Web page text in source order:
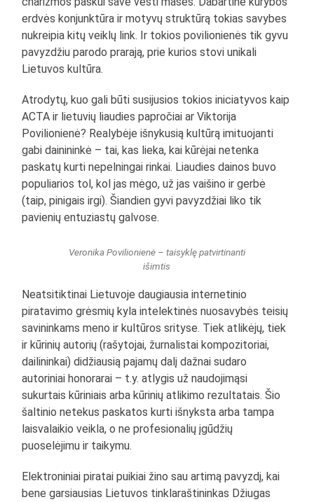
erdvės konjunktūra ir motyvų struktūrą tokias savybes
nukreipia kitų veiklų link. Ir tokios povilionienės tik gyvu
pavyzdžiu parodo prarają, prie kurios stovi unikali
Lietuvos kultūra.
Atrodytų, kuo gali būti susijusios tokios iniciatyvos kaip
ACTA ir lietuvių liaudies papročiai ar Viktorija
Povilionienė? Realybėje išnykusią kultūrą imituojanti
gabi dainininkė – tai, kas lieka, kai kūrėjai netenka
paskatų kurti nepelningai rinkai. Liaudies dainos buvo
populiarios tol, kol jas mėgo, už jas vaišino ir gerbė
(taip, pinigais irgi). Šiandien gyvi pavyzdžiai liko tik
pavienių entuziastų galvose.
Veronika Povilionienė – taisyklę patvirtinanti
išimtis
Neatsitiktinai Lietuvoje daugiausia internetinio
piratavimo grėsmių kyla intelektinės nuosavybės teisių
savininkams meno ir kultūros srityse. Tiek atlikėjų, tiek
ir kūrinių autorių (rašytojai, žurnalistai kompozitoriai,
dailininkai) didžiausią pajamų dalį dažnai sudaro
autoriniai honorarai – t.y. atlygis už naudojimąsi
sukurtais kūriniais arba kūrinių atlikimo rezultatais. Šio
šaltinio netekus paskatos kurti išnyksta arba tampa
laisvalaikio veikla, o ne profesionalių įgūdžių
puoselėjimu ir taikymu.
Elektroniniai piratai puikiai žino sau artimą pavyzdį, kai
bene garsiausias Lietuvos tinklaraštininkas Džiugas